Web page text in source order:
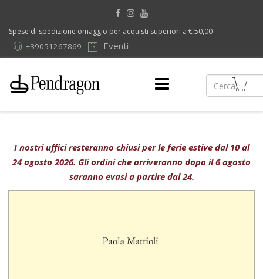
Spese di spedizione omaggio per acquisti superiori a € 50,00
Eventi
+39051267869
I nostri uffici resteranno chiusi per le ferie estive dal 10 al
24 agosto 2026. Gli ordini che arriveranno dopo il 6 agosto
saranno evasi a partire dal 24.